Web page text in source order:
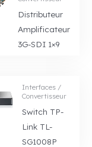
Distributeur
Amplificateur
3G-SDI 1×9
Interfaces /
Convertisseur
Switch TP-
Link TL-
SG1008P